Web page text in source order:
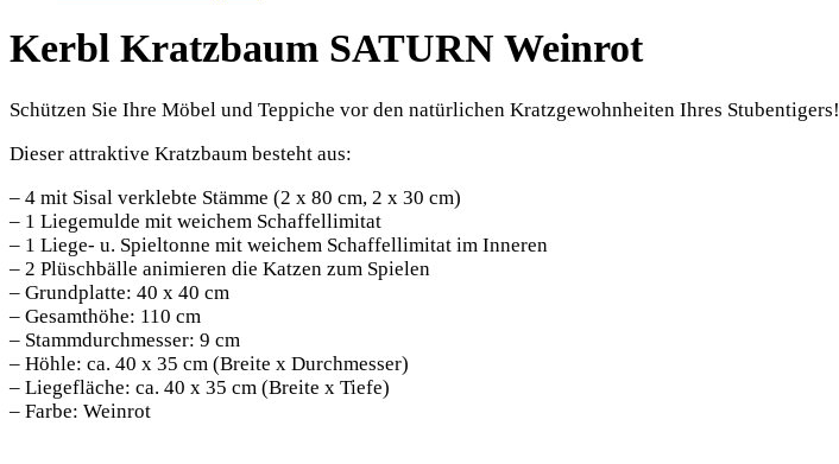
Kerbl Kratzbaum SATURN Weinrot
Schützen Sie Ihre Möbel und Teppiche vor den natürlichen Kratzgewohnheiten Ihres Stubentigers!
Dieser attraktive Kratzbaum besteht aus:
– 4 mit Sisal verklebte Stämme (2 x 80 cm, 2 x 30 cm)
– 1 Liegemulde mit weichem Schaffellimitat
– 1 Liege- u. Spieltonne mit weichem Schaffellimitat im Inneren
– 2 Plüschbälle animieren die Katzen zum Spielen
– Grundplatte: 40 x 40 cm
– Gesamthöhe: 110 cm
– Stammdurchmesser: 9 cm
– Höhle: ca. 40 x 35 cm (Breite x Durchmesser)
– Liegefläche: ca. 40 x 35 cm (Breite x Tiefe)
– Farbe: Weinrot